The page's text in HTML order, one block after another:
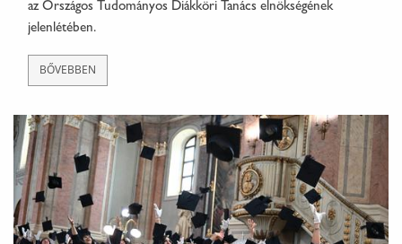
az Országos Tudományos Diákköri Tanács elnökségének
jelenlétében.
BŐVEBBEN